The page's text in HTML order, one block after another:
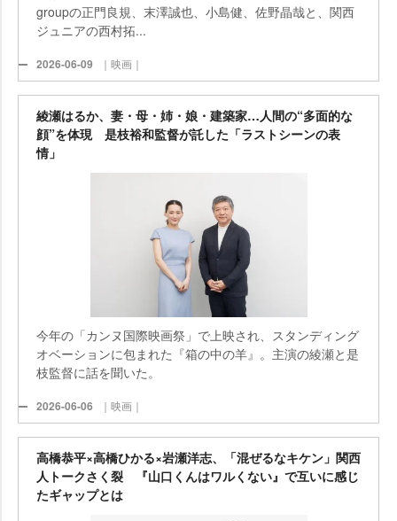
groupの正門良規、末澤誠也、小島健、佐野晶哉と、関西
ジュニアの西村拓...
2026-06-09 ｜映画｜
綾瀬はるか、妻・母・姉・娘・建築家…人間の“多面的な
顔”を体現 是枝裕和監督が託した「ラストシーンの表
情」
今年の「カンヌ国際映画祭」で上映され、スタンディング
オベーションに包まれた『箱の中の羊』。主演の綾瀬と是
枝監督に話を聞いた。
2026-06-06 ｜映画｜
高橋恭平×高橋ひかる×岩瀬洋志、「混ぜるなキケン」関西
人トークさく裂 『山口くんはワルくない』で互いに感じ
たギャップとは